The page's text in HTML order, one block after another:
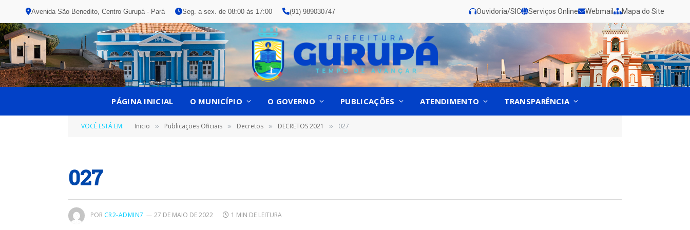
Avenida São Benedito, Centro Gurupá - Pará Seg. a sex. de 08:00 às 17:00 (91) 989030747 Ouvidoria/SIC Serviços Online Webmail Mapa do Site
PÁGINA INICIAL O MUNICÍPIO O GOVERNO PUBLICAÇÕES ATENDIMENTO TRANSPARÊNCIA
VOCÊ ESTÁ EM: Inicio » Publicações Oficiais » Decretos » DECRETOS 2021 » 027
027
POR CR2-ADMIN7 27 DE MAIO DE 2022 1 MIN DE LEITURA